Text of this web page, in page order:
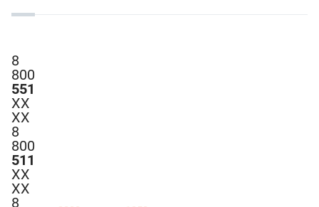
8
800
551
ХХ
ХХ
8
800
511
ХХ
ХХ
8